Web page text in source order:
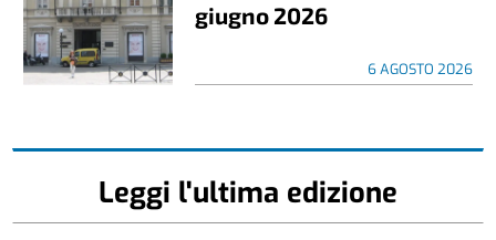
giugno 2026
6 AGOSTO 2026
Leggi l'ultima edizione